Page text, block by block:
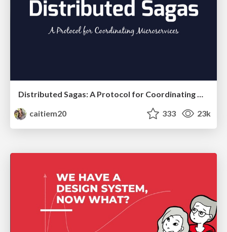
Distributed Sagas: A Protocol for Coordinating Microservices
caitiem20
333 23k